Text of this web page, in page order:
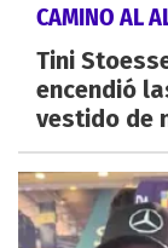
CAMINO AL
Tini
encendió
vestido de